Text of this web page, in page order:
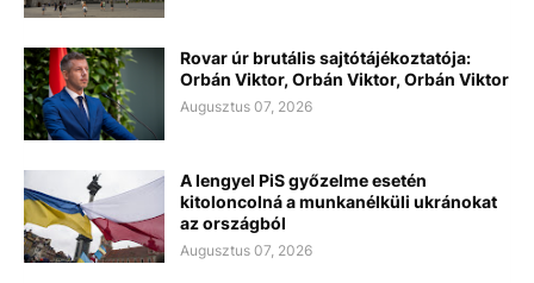
Rovar úr brutális sajtótájékoztatója:
Orbán Viktor, Orbán Viktor, Orbán Viktor
Augusztus 07, 2026
A lengyel PiS győzelme esetén
kitoloncolná a munkanélküli ukránokat
az országból
Augusztus 07, 2026